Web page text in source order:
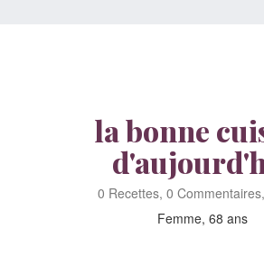
la bonne
0 Recettes, 0
Femme, 68 ans